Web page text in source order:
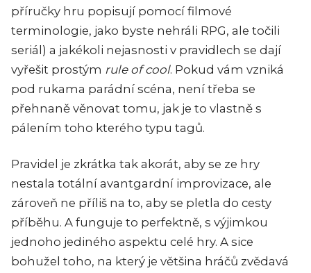
příručky hru popisují pomocí filmové
terminologie, jako byste nehráli RPG, ale točili
seriál) a jakékoli nejasnosti v pravidlech se dají
vyřešit prostým rule of cool. Pokud vám vzniká
pod rukama parádní scéna, není třeba se
přehnaně věnovat tomu, jak je to vlastně s
pálením toho kterého typu tagů.
Pravidel je zkrátka tak akorát, aby se ze hry
nestala totální avantgardní improvizace, ale
zároveň ne příliš na to, aby se pletla do cesty
příběhu. A funguje to perfektně, s výjimkou
jednoho jediného aspektu celé hry. A sice
bohužel toho, na který je většina hráčů zvědavá